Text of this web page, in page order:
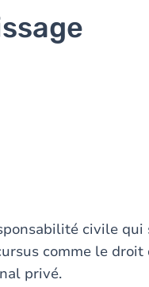
civile qui
comme le
privé.